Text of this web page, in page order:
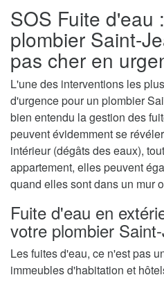
SOS Fuite d'eau
plombier Saint-
pas cher en
L'une des interventions les
d'urgence pour un plombier
bien entendu la gestion des
peuvent évidemment se
intérieur (dégâts des eaux),
appartement, elles peuvent
quand elles sont dans un mur
Fuite d'eau en
votre plombier
Les fuites d'eau, ce n'est pas
immeubles d'habitation et